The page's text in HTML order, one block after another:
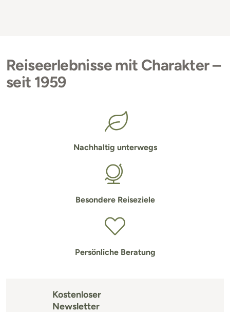
Reiseerlebnisse mit Charakter –
seit 1959
Nachhaltig unterwegs
Besondere Reiseziele
Persönliche Beratung
Kostenloser
Newsletter